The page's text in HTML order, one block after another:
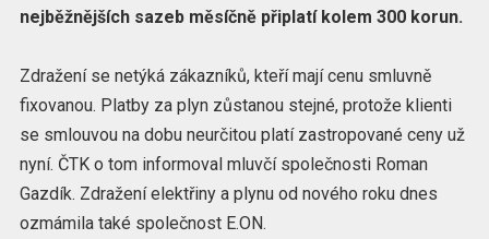
nejběžnějších sazeb měsíčně připlatí kolem 300 korun.
Zdražení se netýká zákazníků, kteří mají cenu smluvně
fixovanou. Platby za plyn zůstanou stejné, protože klienti
se smlouvou na dobu neurčitou platí zastropované ceny už
nyní. ČTK o tom informoval mluvčí společnosti Roman
Gazdík. Zdražení elektřiny a plynu od nového roku dnes
ozmámila také společnost E.ON.